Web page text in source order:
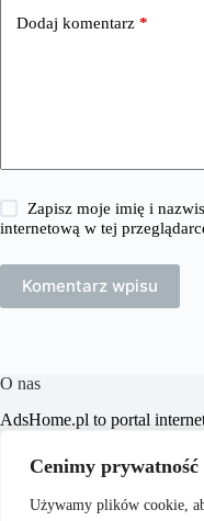
Cenimy
Używamy plików cookie,
Dodaj komentarz *
Zapisz moje imię i
internetową w tej
Komentarz wpisu
O nas
​AdsHome.pl to portal
celem jest dostarczanie
które pomogą czytelnikom
stylowych przestrzeni